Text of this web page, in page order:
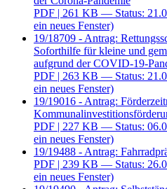
PDF | 261 KB — Status:
ein neues Fenster)
19/18709 - Antrag:
Soforthilfe für kleine und
aufgrund der COVID-19-
PDF | 263 KB — Status:
ein neues Fenster)
19/19016 - Antrag:
PDF | 227 KB — Status:
ein neues Fenster)
19/19488 - Antrag:
PDF | 239 KB — Status:
ein neues Fenster)